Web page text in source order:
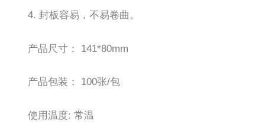
4. 封板容易，不易卷曲。
产品尺寸： 141*80mm
产品包装： 100张/包
使用温度: 常温